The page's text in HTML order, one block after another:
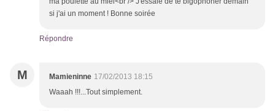
si j'ai un moment ! Bonne soirée
Répondre
M Mamieninne 17/02/2013 18:15
Waaah !!!...Tout simplement.